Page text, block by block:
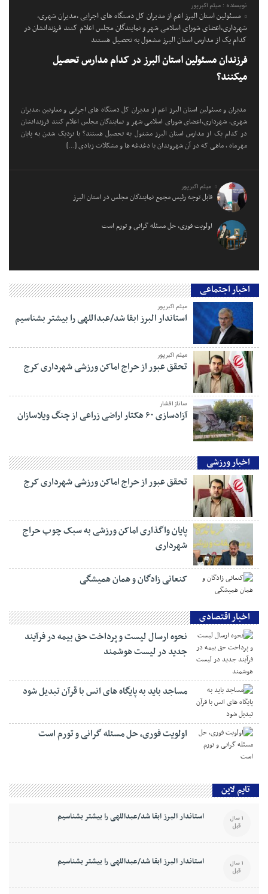
نویسنده : میثم اکبرپور
مسئولین استان البرز اعم از مدیران کل دستگاه های اجرایی ،مدیران شهری،
شهرداری،اعضای شورای اسلامی شهر و نمایندگان مجلس اعلام کنند فرزندانشان در
کدام یک از مدارس استان البرز مشغول به تحصیل هستند
فرزندان مسئولین استان البرز در کدام مدارس تحصیل
میکنند؟
مدیران و مسئولین استان البرز اعم از مدیران کل دستگاه های اجرایی و معاونین ،مدیران
شهری، شهرداری،اعضای شورای اسلامی شهر و نمایندگان مجلس اعلام کنند فرزندانشان
در کدام یک از مدارس استان البرز مشغول به تحصیل هستند؟ با نزدیک شدن به پایان
مهرماه ، ماهی که در آن شهروندان با دغدغه ها و مشکلات زیادی […]
میثم اکبرپور
قابل توجه رئیس مجمع نمایندگان مجلس در استان البرز
اولویت فوری، حل مسئله گرانی و تورم است
اخبار اجتماعی
میثم اکبرپور
استاندار البرز ابقا شد/عبداللهی را بیشتر بشناسیم
میثم اکبرپور
تحقق عبور از حراج اماکن ورزشی شهرداری کرج
ساناز افشار
آزادسازی ۶۰ هکتار اراضی زراعی از چنگ ویلاسازان
اخبار ورزشی
تحقق عبور از حراج اماکن ورزشی شهرداری کرج
پایان واگذاری اماکن ورزشی به سبک چوب حراج
شهرداری
کنعانی زادگان و همان همیشگی
اخبار اقتصادی
نحوه ارسال لیست و پرداخت حق بیمه در فرآیند
جدید در لیست هوشمند
مساجد باید به پایگاه های انس با قرآن تبدیل شود
اولویت فوری، حل مسئله گرانی و تورم است
تایم لاین
استاندار البرز ابقا شد/عبداللهی را بیشتر بشناسیم 1 سال
قبل
استاندار البرز ابقا شد/عبداللهی را بیشتر بشناسیم 1 سال
قبل